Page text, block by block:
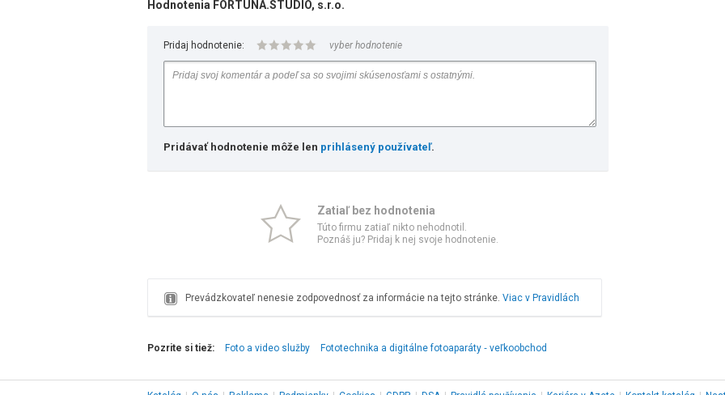
Hodnotenia FORTUNA.STUDIO, s.r.o.
Pridaj hodnotenie: vyber hodnotenie
Pridávať hodnotenie môže len prihlásený používateľ.
Zatiaľ bez hodnotenia
Túto firmu zatiaľ nikto nehodnotil.
Poznáš ju? Pridaj k nej svoje hodnotenie.
Prevádzkovateľ nenesie zodpovednosť za informácie na tejto stránke. Viac v Pravidlách
Pozrite si tiež: Foto a video služby Fototechnika a digitálne fotoaparáty ‑ veľkoobchod